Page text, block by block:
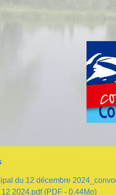
du 12 décembre
2024.pdf (PDF - 0.44Mo)